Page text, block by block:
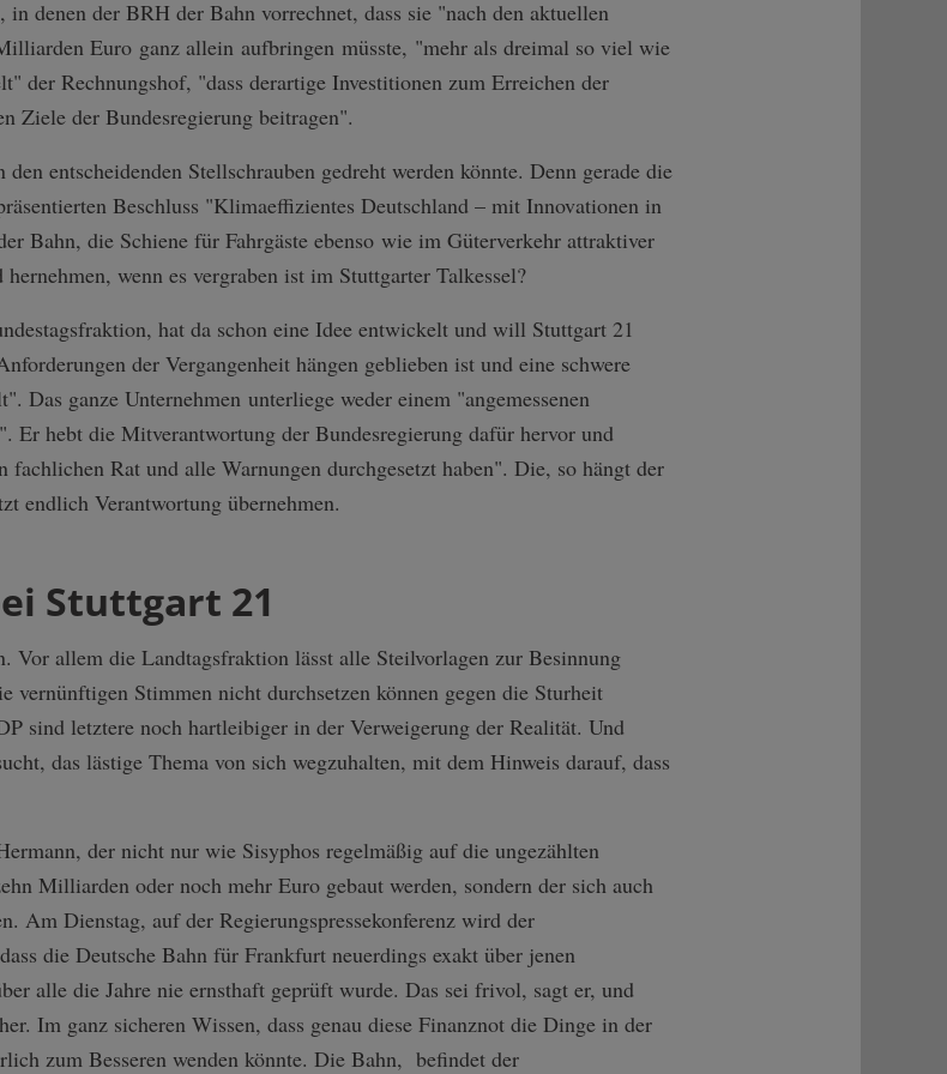
denen der BRH der Bahn vorrechnet, dass sie "nach den aktuellen
Euro ganz allein aufbringen müsste, "mehr als dreimal so viel wie
der Rechnungshof, "dass derartige Investitionen zum Erreichen der
Ziele der Bundesregierung beitragen".
entscheidenden Stellschrauben gedreht werden könnte. Denn gerade die
Beschluss "Klimaeffizientes Deutschland – mit Innovationen in
Bahn, die Schiene für Fahrgäste ebenso wie im Güterverkehr attraktiver
wenn es vergraben ist im Stuttgarter Talkessel?
hat da schon eine Idee entwickelt und will Stuttgart 21
der Vergangenheit hängen geblieben ist und eine schwere
ganze Unternehmen unterliege weder einem "angemessenen
Er hebt die Mitverantwortung der Bundesregierung dafür hervor und
Rat und alle Warnungen durchgesetzt haben". Die, so hängt der
endlich Verantwortung übernehmen.
Stuttgart 21
Vor allem die Landtagsfraktion lässt alle Steilvorlagen zur Besinnung
vernünftigen Stimmen nicht durchsetzen können gegen die Sturheit
sind letztere noch hartleibiger in der Verweigerung der Realität. Und
das lästige Thema von sich wegzuhalten, mit dem Hinweis darauf, dass
der nicht nur wie Sisyphos regelmäßig auf die ungezählten
Milliarden oder noch mehr Euro gebaut werden, sondern der sich auch
Am Dienstag, auf der Regierungspressekonferenz wird der
die Deutsche Bahn für Frankfurt neuerdings exakt über jenen
alle die Jahre nie ernsthaft geprüft wurde. Das sei frivol, sagt er, und
Im ganz sicheren Wissen, dass genau diese Finanznot die Dinge in der
zum Besseren wenden könnte. Die Bahn, befindet der